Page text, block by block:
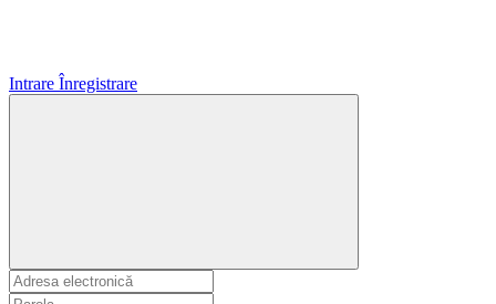
Intrare Înregistrare